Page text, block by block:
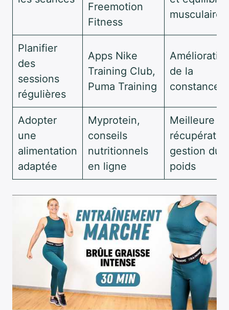
Freemotion
Fitness
musculaire
Planifier
des
sessions
régulières
Apps Nike
Training Club,
Puma Training
de la
constance
Adopter
une
alimentation
adaptée
Myprotein,
conseils
nutritionnels
en ligne
Meilleure
gestion du
poids